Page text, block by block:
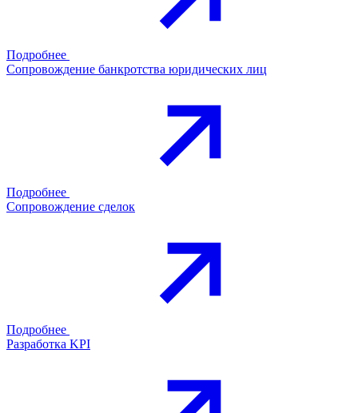
Подробнее
Сопровождение банкротства юридических лиц
Подробнее
Сопровождение сделок
Подробнее
Разработка KPI